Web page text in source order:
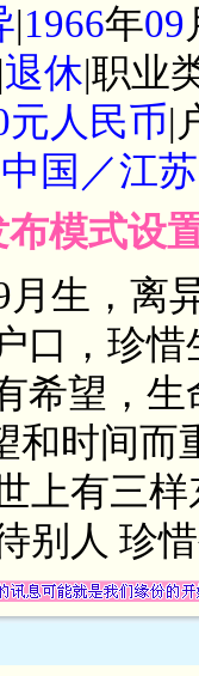
|1966年09
|退休|职业
元人民币|
中国／江
布模式设
月生，离
口，珍
希望，
和时间而
上有三
别人 珍